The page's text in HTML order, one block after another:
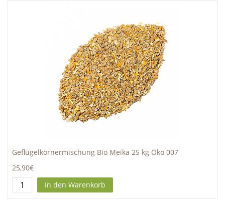
Geflügelkörnermischung Bio Meika 25 kg Öko 007
25,90€
In den Warenkorb